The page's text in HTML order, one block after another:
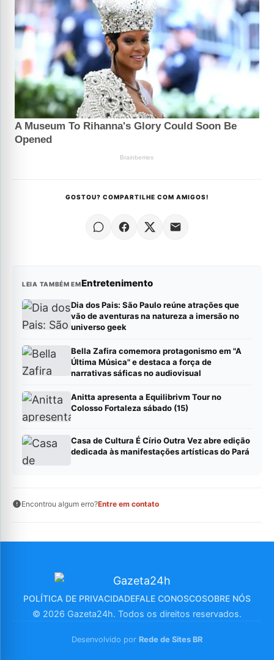
GOSTOU? COMPARTILHE COM AMIGOS!
LEIA TAMBÉM EMEntretenimento
Dia dos Pais: São Paulo reúne atrações que
vão de aventuras na natureza a imersão no
universo geek
Bella Zafira comemora protagonismo em "A
Última Música" e destaca a força de
narrativas sáficas no audiovisual
Anitta apresenta a Equilibrivm Tour no
Colosso Fortaleza sábado (15)
Casa de Cultura É Círio Outra Vez abre edição
dedicada às manifestações artísticas do Pará
Encontrou algum erro?Entre em contato
POLÍTICA DE PRIVACIDADEFALE CONOSCOSOBRE NÓS
© 2026 Gazeta24h. Todos os direitos reservados.
Desenvolvido por Rede de Sites BR